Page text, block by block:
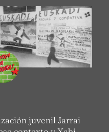
juvenil Jarrai